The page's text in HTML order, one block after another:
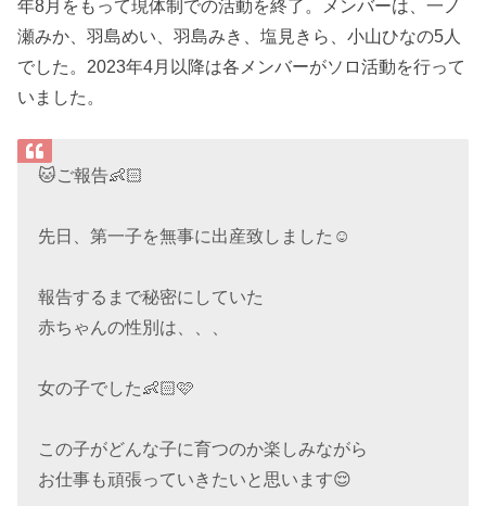
年8月をもって現体制での活動を終了。メンバーは、一ノ
瀬みか、羽島めい、羽島みき、塩見きら、小山ひなの5人
でした。2023年4月以降は各メンバーがソロ活動を行って
いました。
🐱ご報告👶🏻
先日、第一子を無事に出産致しました☺️
報告するまで秘密にしていた
赤ちゃんの性別は、、、
女の子でした👶🏻🩷
この子がどんな子に育つのか楽しみながら
お仕事も頑張っていきたいと思います😌